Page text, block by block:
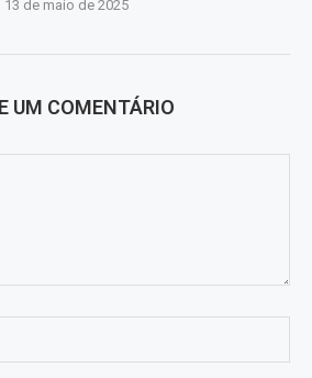
13 de maio de 2025
UM COMENTÁRIO